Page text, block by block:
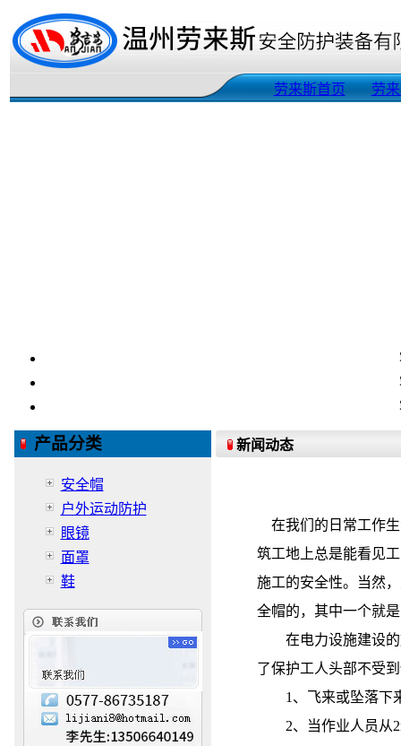
劳来斯首页 劳
产品分类
安全帽
户外运动防护
眼镜
面罩
鞋
新闻动态
在我们的日常工作生
筑工地上总是能看见
施工的安全性。当然
全帽的，其中一个就
在电力设施建设的
了保护工人头部不受
1、飞来或坠落下
2、当作业人员从